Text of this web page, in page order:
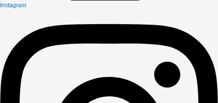
Instagram